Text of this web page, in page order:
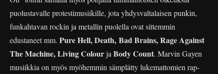
puolustavalle protestimusiikille, jota yhdysvaltalaisen punkin,
funkahtavan rockin ja metallin puolella ovat sittemmin
edustaneet mm. Pure Hell, Death, Bad Brains, Rage Against
The Machine, Living Colourja Body Count. Marvin Gayen
musiikkia on myös myöhemmin sämplätty lukemattomien rap-